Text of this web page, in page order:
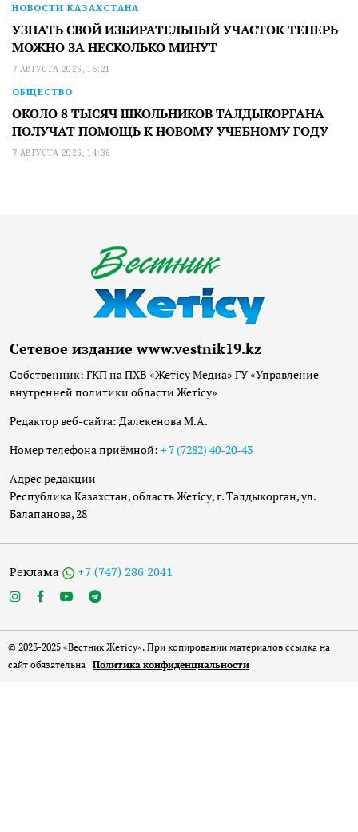
НОВОСТИ КАЗАХСТАНА
УЗНАТЬ СВОЙ ИЗБИРАТЕЛЬНЫЙ УЧАСТОК ТЕПЕРЬ
МОЖНО ЗА НЕСКОЛЬКО МИНУТ
7 АВГУСТА 2026, 15:21
ОБЩЕСТВО
ОКОЛО 8 ТЫСЯЧ ШКОЛЬНИКОВ ТАЛДЫКОРГАНА
ПОЛУЧАТ ПОМОЩЬ К НОВОМУ УЧЕБНОМУ ГОДУ
7 АВГУСТА 2026, 14:36
Сетевое издание www.vestnik19.kz
Собственник: ГКП на ПХВ «Жетісу Медиа» ГУ «Управление
внутренней политики области Жетісу»
Редактор веб-сайта: Далекенова М.А.
Номер телефона приёмной: + 7 (7282) 40-20-43
Адрес редакции
Республика Казахстан, область Жетісу, г. Талдыкорган, ул.
Балапанова, 28
Реклама +7 (747) 286 2041
© 2023-2025 «Вестник Жетісу». При копировании материалов ссылка на
сайт обязательна | Политика конфиденциальности